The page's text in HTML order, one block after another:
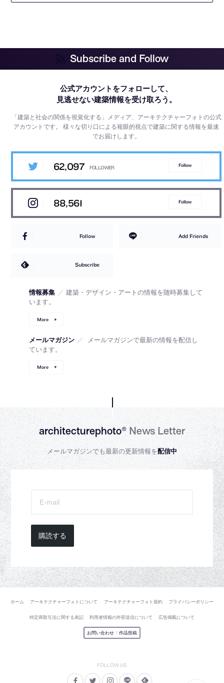
Subscribe and Follow
公式アカウントをフォローして、
見逃せない建築情報を受け取ろう。
「建築と社会の関係を視覚化する」メディア、アーキテクチャーフォトの公式
アカウントです。様々な切り口による複眼的視点で建築に関する情報を最速
でお届けします。
62,097 Follow
88,561 Follow
Follow Add Friends
Subscribe
情報募集 ／ 建築・デザイン・アートの情報を随時募集して
います。
More
メールマガジン ／
メールマガジンで最新の情報を配信し
ています。
More
architecturephoto®News Letter
メールマガジンでも最新の更新情報を配信中
購読する
ホーム アーキテクチャーフォトについて アーキテクチャーフォト規約 プライバシーポリシー
特定商取引法に関する表記 利用者情報の外部送信について 広告掲載について
お問い合わせ / 作品投稿